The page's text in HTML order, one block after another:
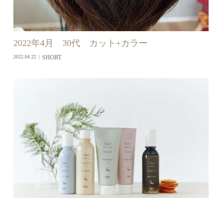
2022年4月 30代 カット+カラー
2022.04.22 SHORT